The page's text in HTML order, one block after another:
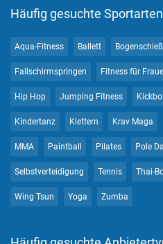
Häufig gesuchte Sportarten
Aqua-Fitness Ballett
Fallschirmspringen Fitness für
Hip Hop Jumping Fitness
Kindertanz Klettern Krav Maga
MMA Paintball Pilates Pole
Selbstverteidigung Tennis Thai-
Wing Tsun Yoga Zumba